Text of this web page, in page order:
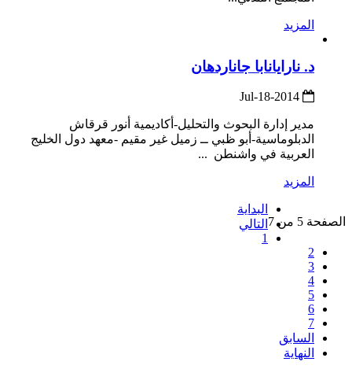
المزيد
د. نارايانابا جاناردهان
مدير إدارة البحوث والتحليل-أكاديمية أنور قرقاش
الدبلوماسية-أبو ظبي ــ زميل غير مقيم -معهد دول الخليج
العربية في واشنطن ...
المزيد
الصفحة 5 من 7
البداية
التالي
1
2
3
4
5
6
7
السابق
النهاية